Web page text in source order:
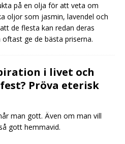
på en olja för att veta om
oljor som jasmin, lavendel och
de flesta kan redan deras
ge de bästa priserna.
i livet och
Pröva eterisk
man gott. Även om man vill
gott hemmavid.